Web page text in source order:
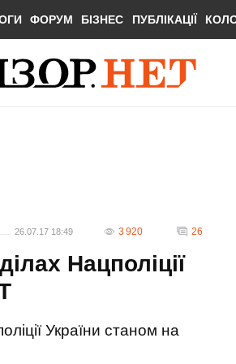
ФОРУМ БІЗНЕС ПУБЛІКАЦІЇ
26.07.17 18:49 3 920 26
Нацполіції
України станом на